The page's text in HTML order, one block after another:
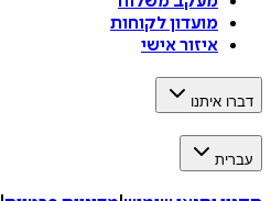
מועדון לקוחות
איזור אישי
דברו איתנו
עברית